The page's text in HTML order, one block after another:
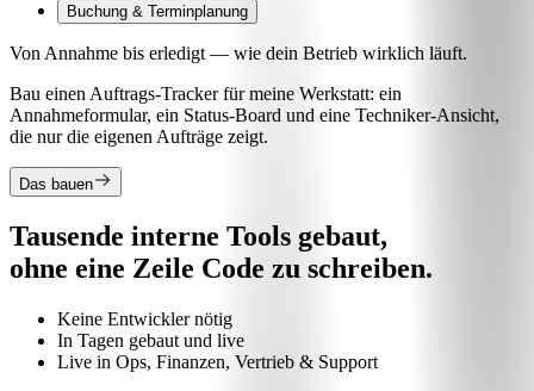
Buchung & Terminplanung
Von Annahme bis erledigt — wie dein Betrieb wirklich läuft.
Bau einen Auftrags-Tracker für meine Werkstatt: ein
Annahmeformular, ein Status-Board und eine Techniker-Ansicht,
die nur die eigenen Aufträge zeigt.
Das bauen
Tausende interne Tools gebaut,
ohne eine Zeile Code zu schreiben.
Keine Entwickler nötig
In Tagen gebaut und live
Live in Ops, Finanzen, Vertrieb & Support